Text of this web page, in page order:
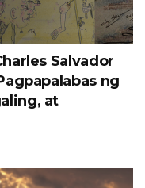
Salvador
ng
at